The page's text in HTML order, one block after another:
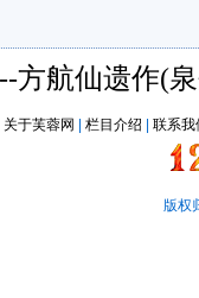
方航仙遗作(
关于芙蓉网 栏目介绍 联系我
版权